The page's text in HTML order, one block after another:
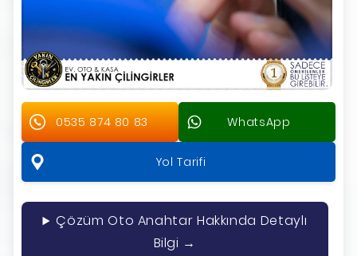
0535 874 80 83 WhatsApp
Yol Tarifi
Çözüm Oto Anahtar Hakkında Detaylı
Bilgi →